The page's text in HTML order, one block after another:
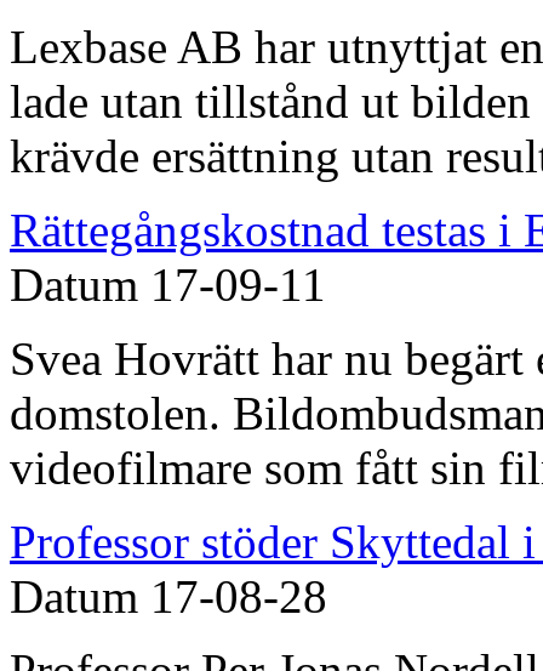
Lexbase AB har utnyttjat
lade utan tillstånd ut
krävde ersättning utan
Rättegångskostnad testas i
Datum 17-09-11
Svea Hovrätt har nu
domstolen.
videofilmare som fått sin
Professor stöder Skyttedal
Datum 17-08-28